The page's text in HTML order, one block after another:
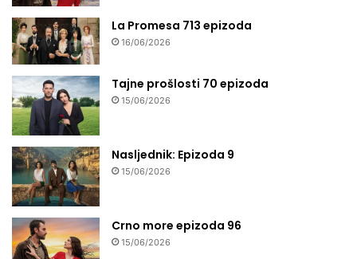
La Promesa 713 epizoda
16/06/2026
Tajne prošlosti 70 epizoda
15/06/2026
Nasljednik: Epizoda 9
15/06/2026
Crno more epizoda 96
15/06/2026